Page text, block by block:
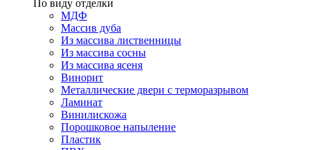
По виду отделки
МДФ
Массив дуба
Из массива лиственницы
Из массива сосны
Из массива ясеня
Винорит
Металлические двери с терморазрывом
Ламинат
Винилискожа
Порошковое напыление
Пластик